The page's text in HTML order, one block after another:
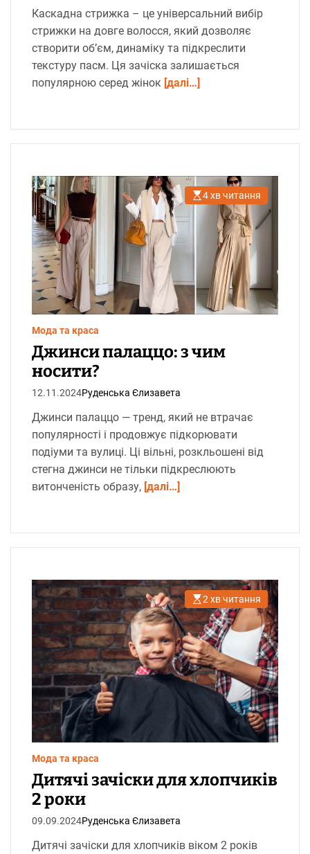
Каскадна стрижка – це універсальний вибір
стрижки на довге волосся, який дозволяє
створити об’єм, динаміку та підкреслити
текстуру пасм. Ця зачіска залишається
популярною серед жінок [далі…]
О
р
і
є
н
т
о
в
н
и
й
ч
а
т
4 хв читання
Мода та краса
Джинси палаццо: з чим
носити?
12.11.2024Руденська Єлизавета
Джинси палаццо — тренд, який не втрачає
популярності і продовжує підкорювати
подіуми та вулиці. Ці вільні, розкльошені від
стегна джинси не тільки підкреслюють
витонченість образу, [далі…]
О
р
і
є
т
о
в
н
и
й
ч
с
ч
н
н
2 хв читання
Мода та краса
Дитячі зачіски для хлопчиків
2 роки
09.09.2024Руденська Єлизавета
Дитячі зачіски для хлопчиків віком 2 років